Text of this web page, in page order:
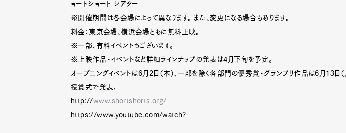
ョートショート シアター
※開催期間は各会場によって異なります。 また、変更になる場合もあります。
料金：東京会場、横浜会場ともに無料上映。
※一部、有料イベントもございます。
※上映作品・イベントなど詳細ラインナップの発表は4月下旬を予定。
オープニングイベントは6月2日（木）、一部を除く各部門の優秀賞・グランプリ作品は6月13日（
授賞式で発表。
http://www.shortshorts.org/
https://www.youtube.com/watch?